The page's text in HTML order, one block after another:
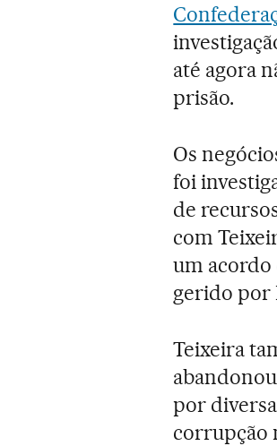
até agora
prisão.
Os
foi
de
com
um acordo
gerido por
Teixeira
por
corrupção